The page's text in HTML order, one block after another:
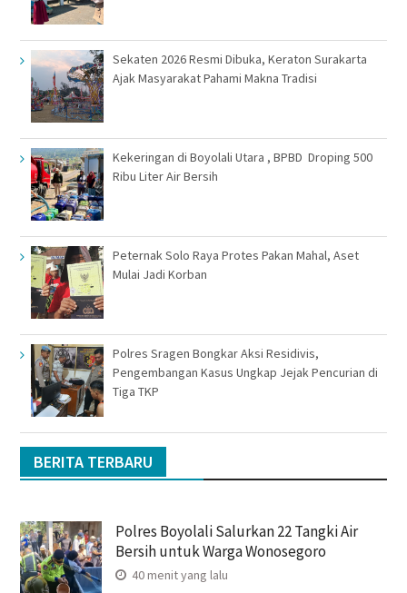
Sekaten 2026 Resmi Dibuka, Keraton Surakarta
Ajak Masyarakat Pahami Makna Tradisi
Kekeringan di Boyolali Utara , BPBD Droping 500
Ribu Liter Air Bersih
Peternak Solo Raya Protes Pakan Mahal, Aset
Mulai Jadi Korban
Polres Sragen Bongkar Aksi Residivis,
Pengembangan Kasus Ungkap Jejak Pencurian di
Tiga TKP
BERITA TERBARU
Polres Boyolali Salurkan 22 Tangki Air
Bersih untuk Warga Wonosegoro
40 menit yang lalu